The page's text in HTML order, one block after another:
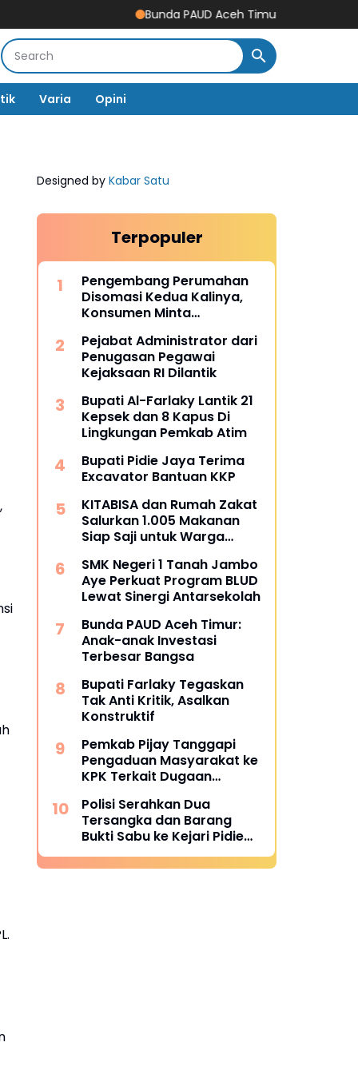
Bunda PAUD Aceh Timur Resmikan Gedung
Varia Opini
Designed by Kabar Satu
Terpopuler
Pengembang Perumahan
Disomasi Kedua Kalinya,
Konsumen Minta
Juta
Pejabat Administrator dari
Penugasan Pegawai
Kejaksaan RI Dilantik
Bupati Al-Farlaky Lantik 21
Kepsek dan 8 Kapus Di
Lingkungan Pemkab Atim
Bupati Pidie Jaya Terima
Excavator Bantuan KKP
KITABISA dan Rumah Zakat
Salurkan 1.005 Makanan
Siap Saji untuk Warga
SMK Negeri 1 Tanah Jambo
Aye Perkuat Program BLUD
Lewat Sinergi Antarsekolah
Bunda PAUD Aceh Timur:
Anak-anak Investasi
Terbesar Bangsa
Bupati Farlaky Tegaskan
Tak Anti Kritik, Asalkan
Konstruktif
Pemkab Pijay Tanggapi
Pengaduan Masyarakat ke
KPK Terkait Dugaan
Persen
Polisi Serahkan Dua
Tersangka dan Barang
Bukti Sabu ke Kejari Pidie
Jaya